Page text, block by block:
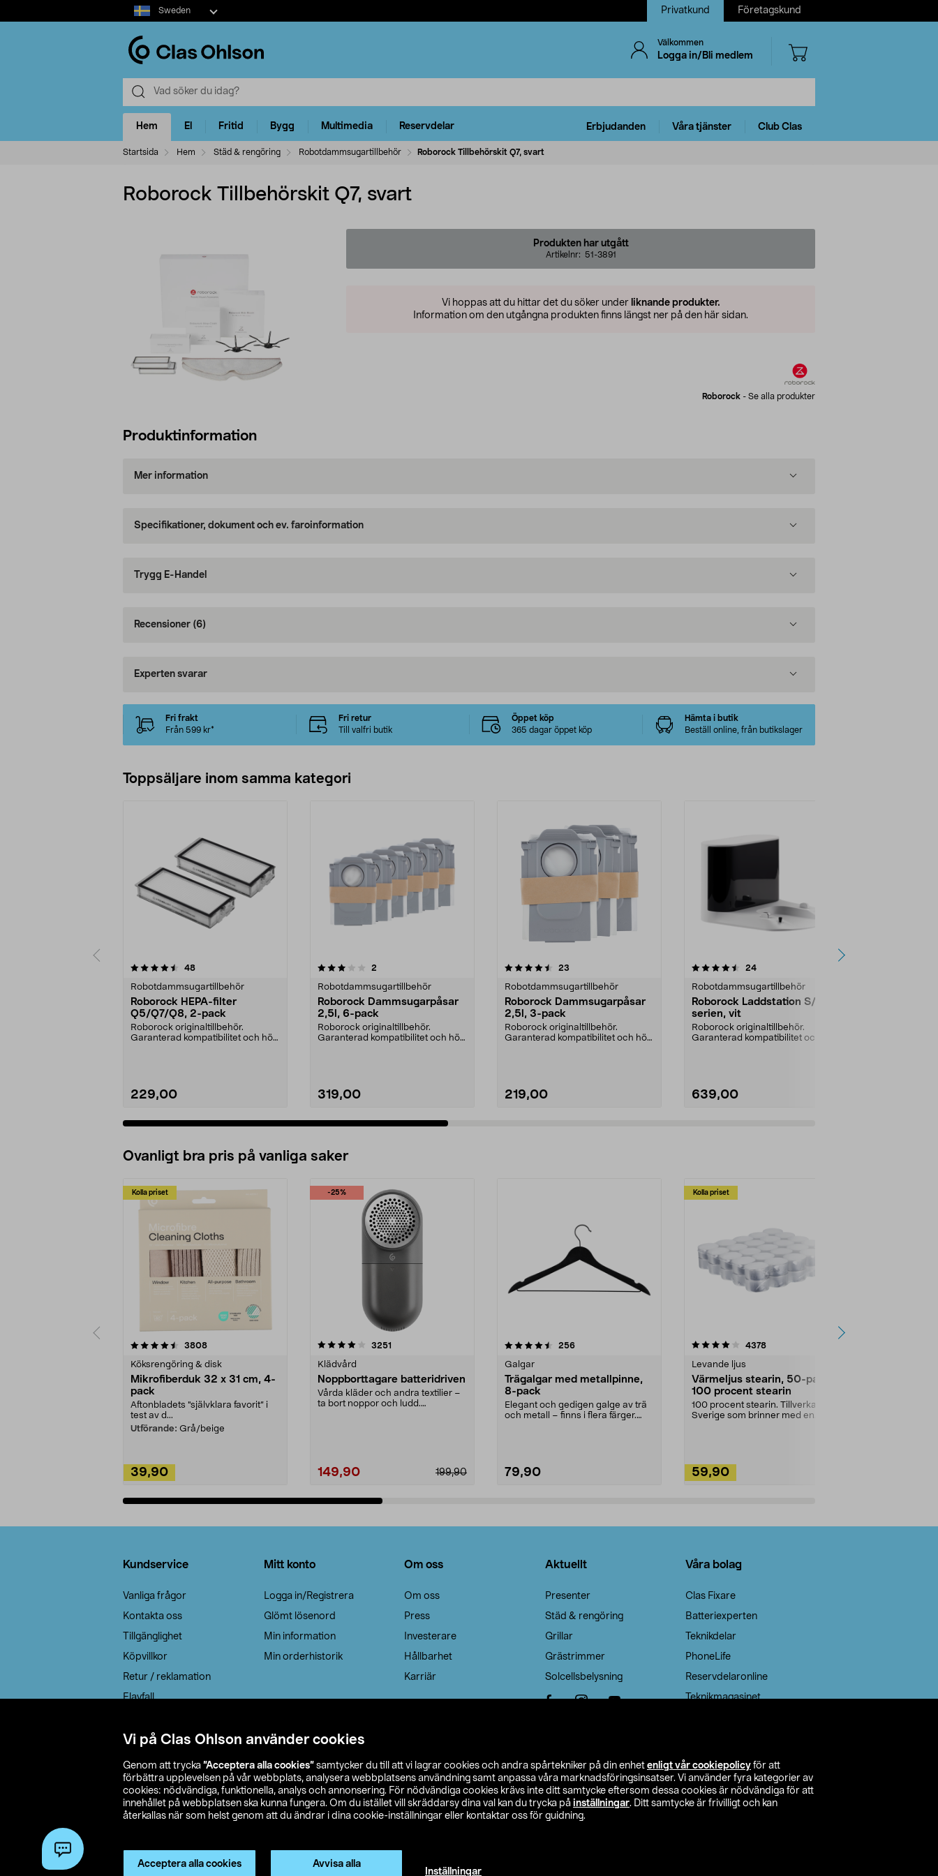
Vi på Clas Ohlson använder cookies
Genom att trycka ”Acceptera alla cookies” samtycker du till att vi lagrar cookies och andra spårtekniker på din enhet enligt vår cookiepolicy för att
förbättra upplevelsen på vår webbplats, analysera webbplatsens användning samt anpassa våra marknadsföringsinsatser. Vi använder fyra kategorier av
cookies: nödvändiga, funktionella, analys och annonsering. För nödvändiga cookies krävs inte ditt samtycke eftersom dessa cookies är nödvändiga för att
innehållet på webbplatsen ska kunna fungera. Om du istället vill skräddarsy dina val kan du trycka på inställningar. Ditt samtycke är frivilligt och kan
återkallas när som helst genom att du ändrar i dina cookie-inställningar eller kontaktar oss för guidning.
Acceptera alla cookies Avvisa alla
Inställningar
Select
market
Sweden Privatkund Företagskund
Välkommen
Logga in/Bli medlem
Hem El Fritid Bygg Multimedia Reservdelar Erbjudanden Våra tjänster Club Clas
Startsida Hem Städ & rengöring Robotdammsugartillbehör Roborock Tillbehörskit Q7, svart
Roborock Tillbehörskit Q7, svart
Produkten har utgått
Artikelnr: 51-3891
Vi hoppas att du hittar det du söker under liknande produkter.
Information om den utgångna produkten finns längst ner på den här sidan.
Roborock - Se alla produkter
Produktinformation
Mer information
Specifikationer, dokument och ev. faroinformation
Trygg E-Handel
Recensioner (6)
Experten svarar
Fri frakt
Från 599 kr*
Fri retur
Till valfri butik
Öppet köp
365 dagar öppet köp
Hämta i butik
Beställ online, från butikslager
Toppsäljare inom samma kategori
48recensioner
Robotdammsugartillbehör
Roborock HEPA-filter
Q5/Q7/Q8, 2-pack
Roborock originaltillbehör.
Garanterad kompatibilitet och hög
229,00
3.0 av 5 stjärnor 2
Robotdammsugartillbehör
Roborock Dammsugarpåsar
2,5l, 6-pack
Roborock originaltillbehör.
Garanterad kompatibilitet och hög
319,00
4.5 av 5 stjärnor 23
Robotdammsugartillbehör
Roborock Dammsugarpåsar
2,5l, 3-pack
Roborock originaltillbehör.
Garanterad kompatibilitet och hög
219,00
4.5 av 5 stjärnor 24recensioner
Robotdammsugartillbehör
Roborock Laddstation S/Q-
serien, vit
Roborock originaltillbehör.
Garanterad kompatibilitet och hög
639,00
5.0 av 5 stjärnor
Ovanligt bra pris på vanliga saker
Kolla priset
3808recensioner
Köksrengöring & disk
Mikrofiberduk 32 x 31 cm, 4-
pack
Aftonbladets "självklara favorit” i
test av d...
Utförande: Grå/beige
39,90
-25%
4.0av 5 stjärnor 3251
Klädvård
Noppborttagare batteridriven
Vårda kläder och andra textilier –
ta bort noppor och ludd.
199,90
149,90
4.5av 5 stjärnor 256recensioner
Galgar
Trägalgar med metallpinne,
8-pack
Elegant och gedigen galge av trä
och metall – finns i flera färger.
79,90
Kolla priset
4.0av 5 stjärnor 4378recensioner
Levande ljus
Värmeljus stearin, 50-pack,
100 procent stearin
100 procent stearin. Tillverkade i
Sverige som brinner med en
59,90
4.5av 5 stjärnor
Kundservice
Vanliga frågor
Kontakta oss
Tillgänglighet
Köpvillkor
Retur / reklamation
Elavfall
Leveransalternativ
Mitt konto
Logga in/Registrera
Glömt lösenord
Min information
Min orderhistorik
Om oss
Om oss
Press
Investerare
Hållbarhet
Karriär
Aktuellt
Presenter
Städ & rengöring
Grillar
Grästrimmer
Solcellsbelysning
Våra bolag
Clas Fixare
Batteriexperten
Teknikdelar
PhoneLife
Reservdelaronline
Teknikmagasinet